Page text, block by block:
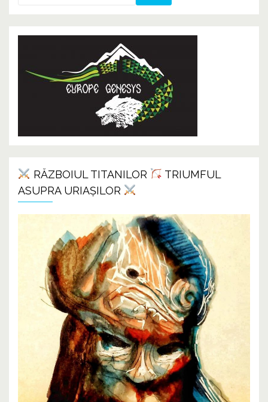
RĂZBOIUL TITANILOR
TRIUMFUL
ASUPRA URIAȘILOR